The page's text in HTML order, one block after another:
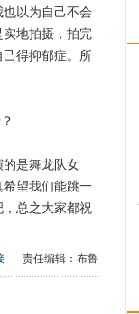
以为自己不会
地拍摄，拍完
得抑郁症。所
是舞龙队女
望我们能跳一
总之大家都祝
责任编辑：布鲁